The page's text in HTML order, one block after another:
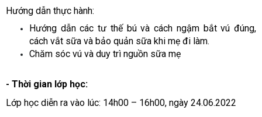
Hướng dẫn thực hành:
Hướng dẫn các tư thế bú và cách ngậm bắt vú đúng,
cách vắt sữa và bảo quản sữa khi mẹ đi làm.
Chăm sóc vú và duy trì nguồn sữa mẹ
- Thời gian lớp học:
Lớp học diễn ra vào lúc: 14h00 – 16h00, ngày 24.06.2022